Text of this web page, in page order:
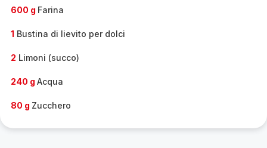
600 g Farina
1 Bustina di lievito per dolci
2 Limoni (succo)
240 g Acqua
80 g Zucchero